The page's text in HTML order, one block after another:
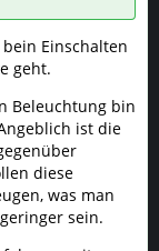
Einschalten
geht.
Beleuchtung bin
ist die
diese
was man
sein.